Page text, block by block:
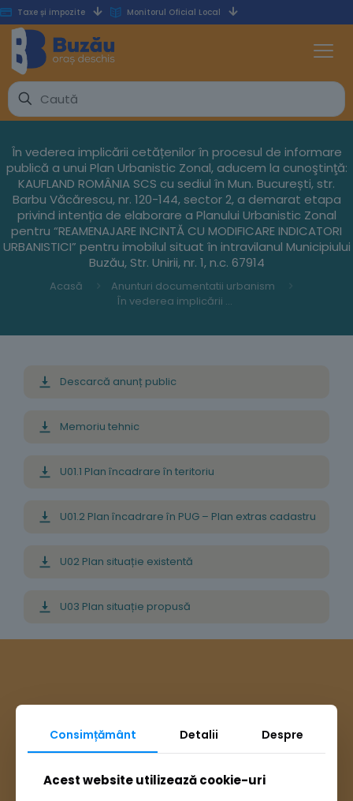
Taxe și impozite Monitorul Oficial Local
În vederea implicării cetățenilor în procesul de informare
publică a unui Plan Urbanistic Zonal, aducem la cunoştinţă:
KAUFLAND ROMÂNIA SCS cu sediul în Mun. București, str.
Barbu Văcărescu, nr. 120-144, sector 2, a demarat etapa
privind intenția de elaborare a Planului Urbanistic Zonal
pentru “REAMENAJARE INCINTĂ CU MODIFICARE INDICATORI
URBANISTICI” pentru imobilul situat în intravilanul Municipiului
Buzău, Str. Unirii, nr. 1, n.c. 67914
Acasă
Anunturi documentatii urbanism
În vederea implicării cetățenilor în procesul de informare publică a unui Plan Urbanistic Zonal, aducem la cunoştinţă: KAUFLAND ROMÂNIA SCS cu sediul în Mun. București, str. Barbu Văcărescu, nr. 120-144, sector 2, a demarat etapa privind intenția de elaborare a Planului Urbanistic Zonal pentru “REAMENAJARE INCINTĂ CU MODIFICARE INDICATORI URBANISTICI” pentru imobilul situat în intravilanul Municipiului Buzău, Str. Unirii, nr. 1, n.c. 67914
Descarcă anunț public
Memoriu tehnic
U01.1 Plan încadrare în teritoriu
U01.2 Plan încadrare în PUG – Plan extras cadastru
U02 Plan situație existentă
U03 Plan situație propusă
Consimțământ Detalii Despre
Acest website utilizează cookie-uri